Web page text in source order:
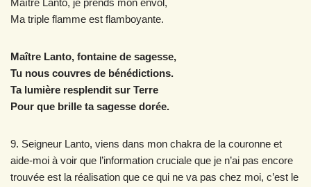
Maître Lanto, je prends mon envol,
Ma triple flamme est flamboyante.
Maître Lanto, fontaine de sagesse,
Tu nous couvres de bénédictions.
Ta lumière resplendit sur Terre
Pour que brille ta sagesse dorée.
9. Seigneur Lanto, viens dans mon chakra de la couronne et
aide-moi à voir que l’information cruciale que je n’ai pas encore
trouvée est la réalisation que ce qui ne va pas chez moi, c’est le